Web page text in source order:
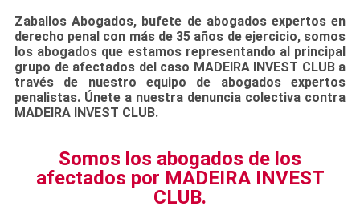
Zaballos Abogados, bufete de abogados expertos en
derecho penal con más de 35 años de ejercicio, somos
los abogados que estamos representando al principal
grupo de afectados del caso MADEIRA INVEST CLUB a
través de nuestro equipo de abogados expertos
penalistas. Únete a nuestra denuncia colectiva contra
MADEIRA INVEST CLUB.
Somos los abogados de los
afectados por MADEIRA INVEST
CLUB.